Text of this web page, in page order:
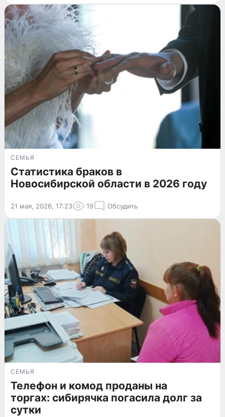
СЕМЬЯ
Статистика браков в
Новосибирской области в 2026 году
21 мая, 2026, 17:23 19 Обсудить
СЕМЬЯ
Телефон и комод проданы на
торгах: сибирячка погасила долг за
сутки